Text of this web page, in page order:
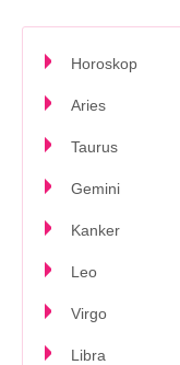
Horoskop
Aries
Taurus
Gemini
Kanker
Leo
Virgo
Libra